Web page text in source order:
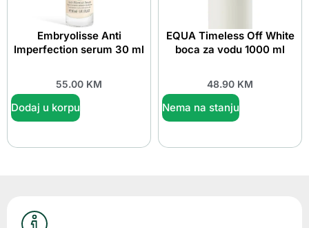
Embryolisse Anti
Imperfection serum 30 ml
55.00 KM
Dodaj u korpu
EQUA Timeless Off White
boca za vodu 1000 ml
48.90 KM
Nema na stanju